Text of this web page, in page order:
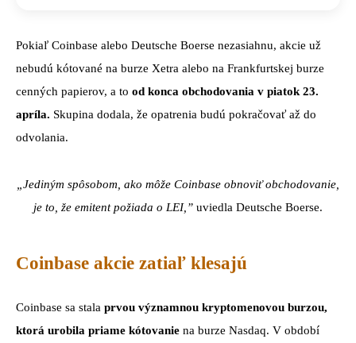
Pokiaľ Coinbase alebo Deutsche Boerse nezasiahnu, akcie už
nebudú kótované na burze Xetra alebo na Frankfurtskej burze
cenných papierov, a to od konca obchodovania v piatok 23.
apríla. Skupina dodala, že opatrenia budú pokračovať až do
odvolania.
„Jediným spôsobom, ako môže Coinbase obnoviť obchodovanie,
je to, že emitent požiada o LEI,” uviedla Deutsche Boerse.
Coinbase akcie zatiaľ klesajú
Coinbase sa stala prvou významnou kryptomenovou burzou,
ktorá urobila priame kótovanie na burze Nasdaq. V období